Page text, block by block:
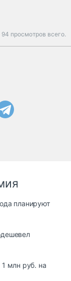
94 просмотров всего.
планируют
1 млн руб. на